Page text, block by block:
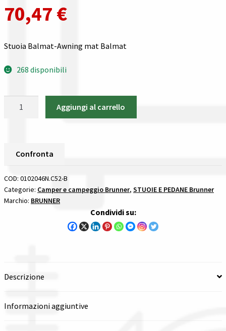
Guida all’utilizzo del sito
Privacy policy
Spedizioni in europa
Wishlist
Checkout
70,47 €
Stuoia Balmat-Awning mat Balmat
268 disponibili
quantità
Aggiungi al carrello
Confronta
COD: 0102046N.C52-B
Categorie: Camper e campeggio Brunner, STUOIE E PEDANE Brunner
Marchio: BRUNNER
Condividi su:
Descrizione
Informazioni aggiuntive